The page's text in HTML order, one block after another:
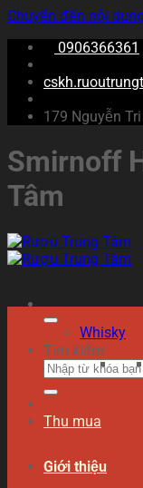
Chuyển đến nội dung
0906366361
179 Nguyễn
Smirnoff
Tâm
Tìm kiếm:
Thu mua
Giới thiệu
Whisky